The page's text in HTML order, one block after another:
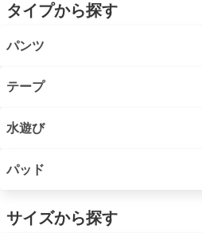
タイプから探す
パンツ
テープ
水遊び
パッド
サイズから探す